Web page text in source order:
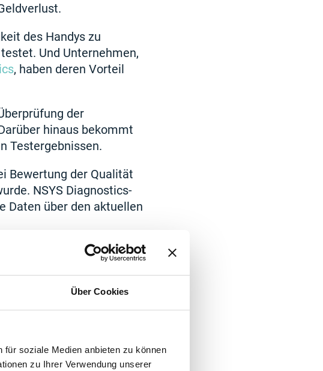
Über Cookies
soziale Medien anbieten zu können
zu Ihrer Verwendung unserer
des Handys zu
Und Unternehmen,
, haben deren Vorteil
der
hinaus bekommt
Testergebnissen.
Bewertung der Qualität
NSYS Diagnostics-
Daten über den aktuellen